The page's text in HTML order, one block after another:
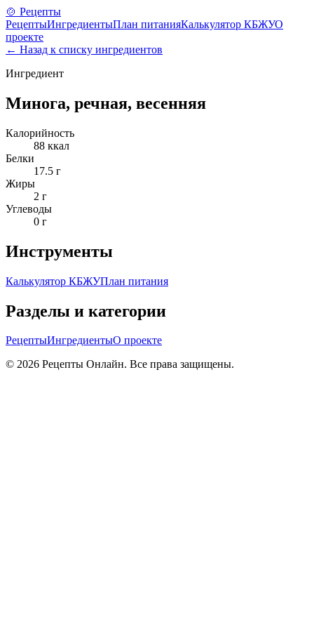
🍲 Рецепты
РецептыИнгредиентыПлан питанияКалькулятор КБЖУО
проекте
← Назад к списку ингредиентов
Ингредиент
Минога, речная, весенняя
Калорийность
88 ккал
Белки
17.5 г
Жиры
2 г
Углеводы
0 г
Инструменты
Калькулятор КБЖУПлан питания
Разделы и категории
РецептыИнгредиентыО проекте
© 2026 Рецепты Онлайн. Все права защищены.